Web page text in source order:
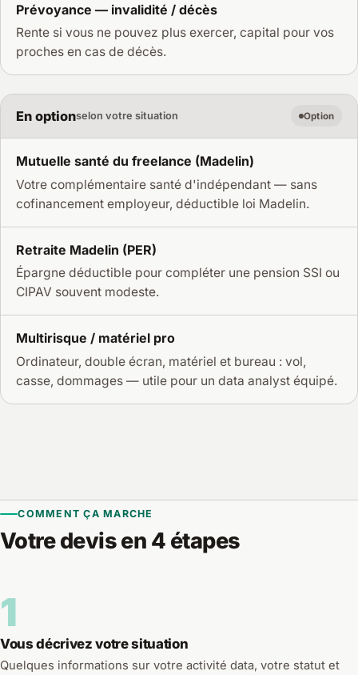
Prévoyance — invalidité / décès
Rente si vous ne pouvez plus exercer, capital pour vos
proches en cas de décès.
En optionselon votre situation Option
Mutuelle santé du freelance (Madelin)
Votre complémentaire santé d'indépendant — sans
cofinancement employeur, déductible loi Madelin.
Retraite Madelin (PER)
Épargne déductible pour compléter une pension SSI ou
CIPAV souvent modeste.
Multirisque / matériel pro
Ordinateur, double écran, matériel et bureau : vol,
casse, dommages — utile pour un data analyst équipé.
COMMENT ÇA MARCHE
Votre devis en 4 étapes
1
Vous décrivez votre situation
Quelques informations sur votre activité data, votre statut et